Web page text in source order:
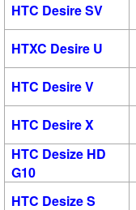
HTC Desire SV
HTXC Desire U
HTC Desire V
HTC Desire X
HTC Desize HD
G10
HTC Desize S